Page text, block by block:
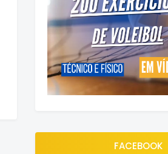
FACEBOOK